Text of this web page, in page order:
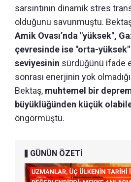
sarsıntının dinamik stres
olduğunu savunmuştu.
Amik Ovası’nda "yüksek",
çevresinde ise "orta-
seviyesinin sürdüğünü ifade
sonrası enerjinin yok
Bektaş, muhtemel bir
büyüklüğünden küçük
öngörmüştü.
GÜNÜN ÖZETİ